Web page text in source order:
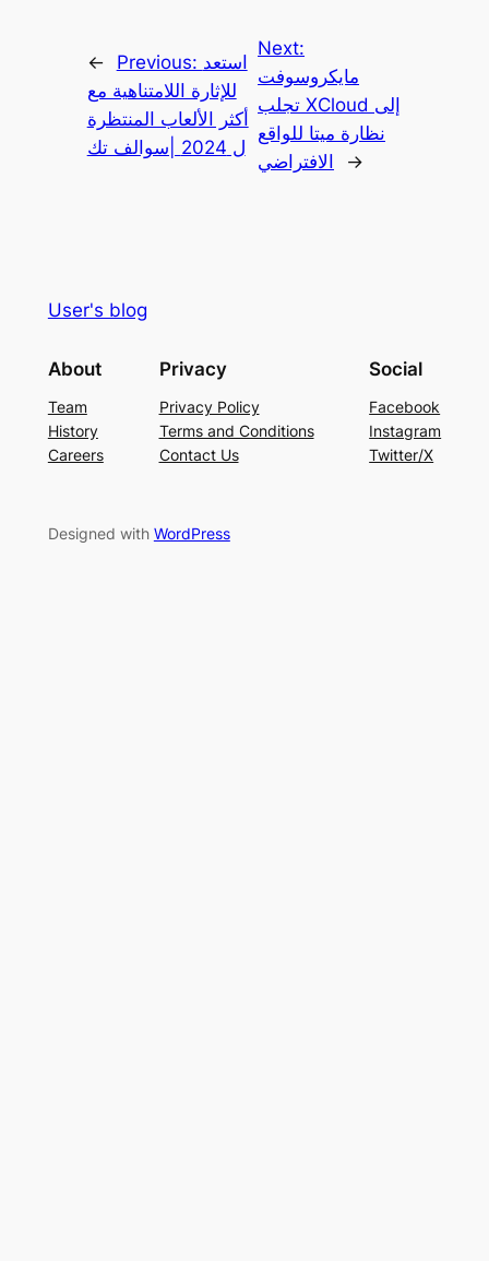
← Previous: استعد
للإثارة اللامتناهية مع
أكثر الألعاب المنتظرة
ل 2024 |سوالف تك
Next:
مايكروسوفت
تجلب XCloud إلى
نظارة ميتا للواقع
الافتراضي
→
User's blog
About
Team
History
Careers
Privacy
Privacy Policy
Terms and Conditions
Contact Us
Social
Facebook
Instagram
Twitter/X
Designed with WordPress